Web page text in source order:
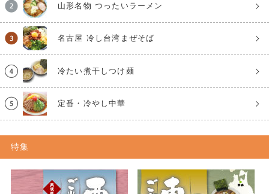
山形名物 つったいラーメン
名古屋 冷し台湾まぜそば
冷たい煮干しつけ麺
定番・冷やし中華
特集